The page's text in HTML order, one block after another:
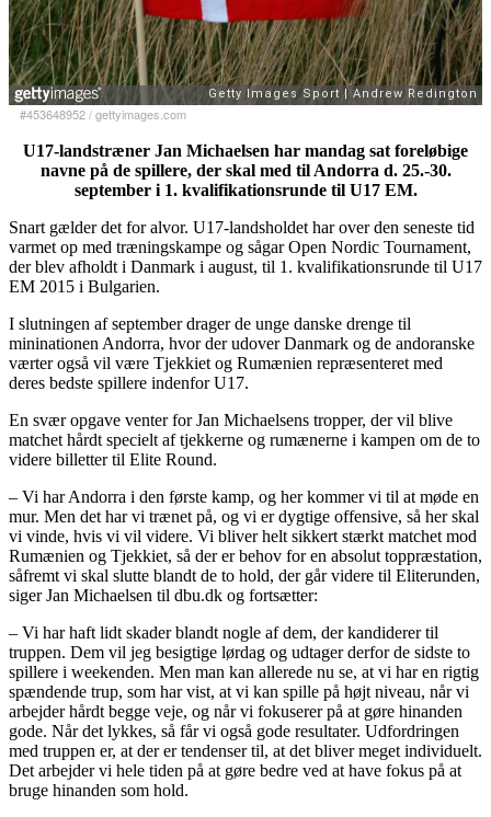
#453648952/gettyimages.com
U17-landstræner Jan Michaelsen har mandag sat foreløbige
navne på de spillere, der skal med til Andorra d. 25.-30.
september i 1. kvalifikationsrunde til U17 EM.
Snart gælder det for alvor. U17-landsholdet har over den seneste tid
varmet op med træningskampe og sågar Open Nordic Tournament,
der blev afholdt i Danmark i august, til 1. kvalifikationsrunde til U17
EM 2015 i Bulgarien.
I slutningen af september drager de unge danske drenge til
mininationen Andorra, hvor der udover Danmark og de andoranske
værter også vil være Tjekkiet og Rumænien repræsenteret med
deres bedste spillere indenfor U17.
En svær opgave venter for Jan Michaelsens tropper, der vil blive
matchet hårdt specielt af tjekkerne og rumænerne i kampen om de to
videre billetter til Elite Round.
– Vi har Andorra i den første kamp, og her kommer vi til at møde en
mur. Men det har vi trænet på, og vi er dygtige offensive, så her skal
vi vinde, hvis vi vil videre. Vi bliver helt sikkert stærkt matchet mod
Rumænien og Tjekkiet, så der er behov for en absolut toppræstation,
såfremt vi skal slutte blandt de to hold, der går videre til Eliterunden,
siger Jan Michaelsen til dbu.dk og fortsætter:
– Vi har haft lidt skader blandt nogle af dem, der kandiderer til
truppen. Dem vil jeg besigtige lørdag og udtager derfor de sidste to
spillere i weekenden. Men man kan allerede nu se, at vi har en rigtig
spændende trup, som har vist, at vi kan spille på højt niveau, når vi
arbejder hårdt begge veje, og når vi fokuserer på at gøre hinanden
gode. Når det lykkes, så får vi også gode resultater. Udfordringen
med truppen er, at der er tendenser til, at det bliver meget individuelt.
Det arbejder vi hele tiden på at gøre bedre ved at have fokus på at
bruge hinanden som hold.